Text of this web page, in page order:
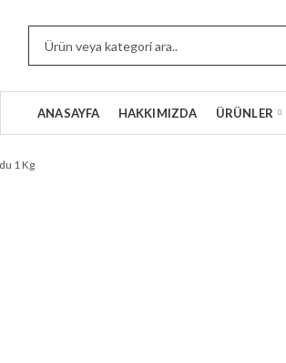
ANASAYFA HAKKIMIZDA ÜRÜNLER
1 Kg